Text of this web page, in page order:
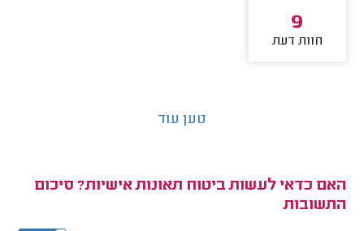
9
חוות דעת
טען עוד
האם כדאי לעשות ביטוח תאונות אישיות? סיכום
התשובות